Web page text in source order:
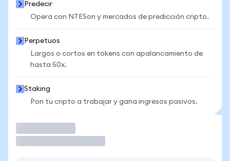
Predecir
Opera con NTESon y mercados de predicción cripto.
Perpetuos
Largos o cortos en tokens con apalancamiento de
hasta 50x.
Staking
Pon tu cripto a trabajar y gana ingresos pasivos.